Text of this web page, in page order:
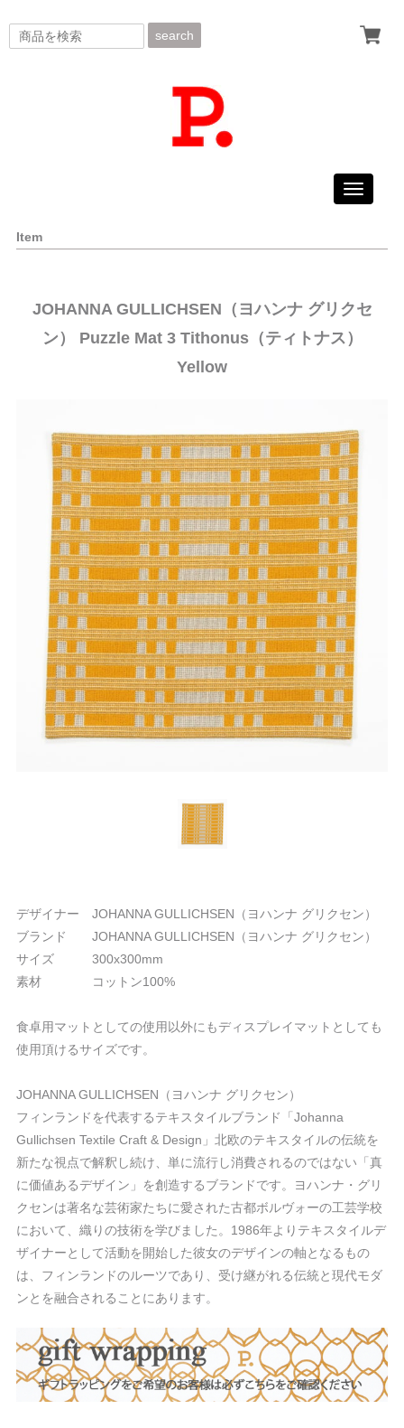
search
Toggle
Item
JOHANNA GULLICHSEN（ヨハンナ グリクセ
ン） Puzzle Mat 3 Tithonus（ティトナス）
Yellow
デザイナー JOHANNA GULLICHSEN（ヨハンナ グリクセン）
ブランド JOHANNA GULLICHSEN（ヨハンナ グリクセン）
サイズ 300x300mm
素材 コットン100%
食卓用マットとしての使用以外にもディスプレイマットとしても
使用頂けるサイズです。
JOHANNA GULLICHSEN（ヨハンナ グリクセン）
フィンランドを代表するテキスタイルブランド「Johanna
Gullichsen Textile Craft & Design」北欧のテキスタイルの伝統を
新たな視点で解釈し続け、単に流行し消費されるのではない「真
に価値あるデザイン」を創造するブランドです。ヨハンナ・グリ
クセンは著名な芸術家たちに愛された古都ボルヴォーの工芸学校
において、織りの技術を学びました。1986年よりテキスタイルデ
ザイナーとして活動を開始した彼女のデザインの軸となるもの
は、フィンランドのルーツであり、受け継がれる伝統と現代モダ
ンとを融合されることにあります。